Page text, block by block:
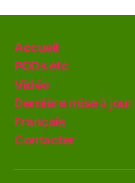
Accueil
PODs etc
Vidéo
Dernière mise à jour
Français
Contacter